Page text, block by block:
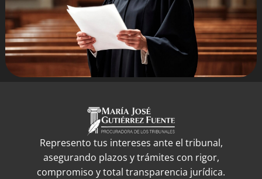
Represento tus intereses ante el tribunal,
asegurando plazos y trámites con rigor,
compromiso y total transparencia jurídica.